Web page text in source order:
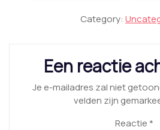
Category:
Een reactie
Je e-mailadres zal niet
velden zijn
Reactie *